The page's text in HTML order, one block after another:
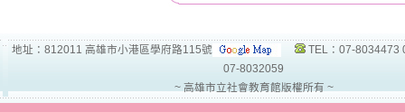
地址：812011 高雄市小港區學府路115號
TEL：07-8034473
07-8032059
~ 高雄市立社會教育館版權所有 ~